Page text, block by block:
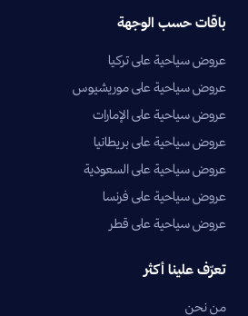
باقات حسب الوجهة
عروض سياحية على تركيا
عروض سياحية على موريشيوس
عروض سياحية على الإمارات
عروض سياحية على بريطانيا
عروض سياحية على السعودية
عروض سياحية على فرنسا
عروض سياحية على قطر
تعرّف علينا أكثر
من نحن